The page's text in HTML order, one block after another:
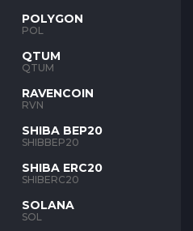
POLYGON
POL
QTUM
QTUM
RAVENCOIN
RVN
SHIBA BEP20
SHIBBEP20
SHIBA ERC20
SHIBERC20
SOLANA
SOL